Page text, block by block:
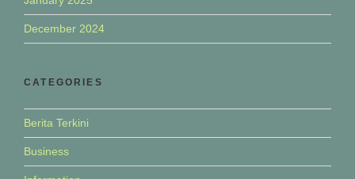
December 2024
CATEGORIES
Berita Terkini
Business